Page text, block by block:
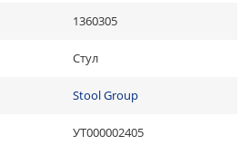
1360305
Стул
Stool Group
УТ000002405